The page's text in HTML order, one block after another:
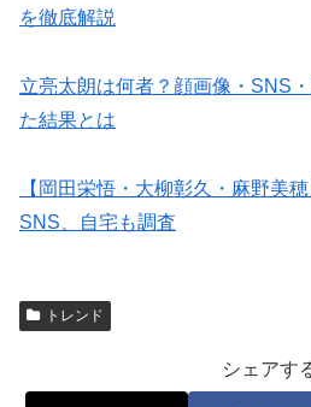
を徹底解説
立亮太朗は何者？顔画像・SNS
た結果とは
【岡田栄悟・大柳彰久・麻野美
SNS、自宅も調査
トレンド
シェアす